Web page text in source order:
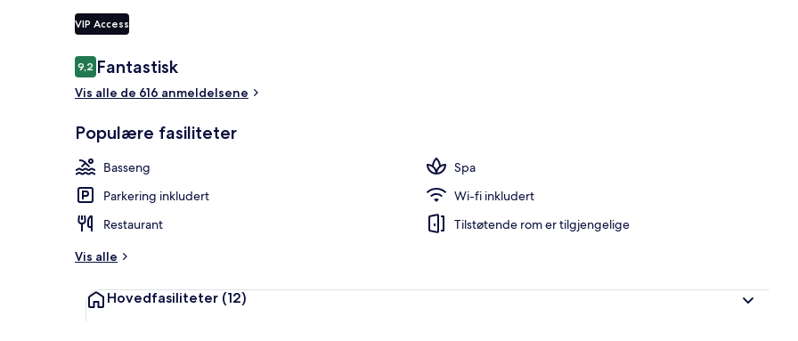
VIP Access
Anmeldelser
9,29,2 av 10 –
Fantastisk
Vis alle de 616 anmeldelsene
Populære fasiliteter
Basseng
Spa
Parkering inkludert
Wi-fi inkludert
Restaurant
Tilstøtende rom er tilgjengelige
Vis alle
Hovedfasiliteter (12)